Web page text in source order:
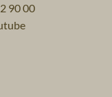
90 00